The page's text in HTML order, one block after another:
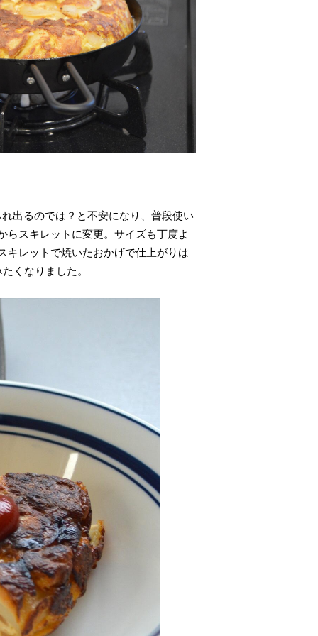
出るのでは？と不安になり、普段使い
らスキレットに変更。サイズも丁度よ
キレットで焼いたおかげで仕上がりは
くなりました。